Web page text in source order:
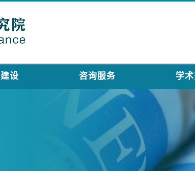
设 咨询服务 学